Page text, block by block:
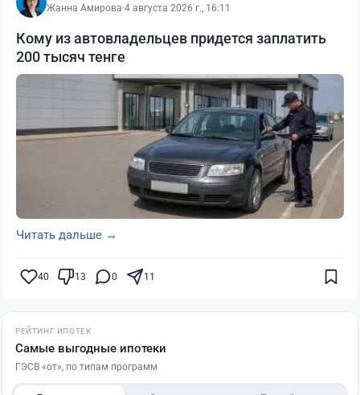
Жанна Амирова·4 августа 2026 г., 16:11
Кому из автовладельцев придется заплатить
200 тысяч тенге
Читать дальше →
40 13 0 11
РЕЙТИНГ ИПОТЕК
Самые выгодные ипотеки
ГЭСВ «от», по типам программ